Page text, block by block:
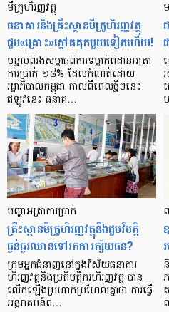
មីក្រូ​ហិរញ្ញវត្ថុ
ធនាគារ​និង​គ្រឹះស្ថាន​មីក្រូ​ហិរញ្ញវត្ថុ​
ជួប«គ្រោះ»ក្តៅ​គគុក​មួយ​ទៀត​ហើយ!
បន្ទាប់​ពី​រង​សម្ពាធ​​ពី​ការ​ទម្លាក់​ពិដាន​អត្រា​
ការ​ប្រាក់ ១៨​% ដែល​កំណត់​ដោយ​
រដ្ឋាភិបាល​កម្ពុជា កាល​ពី​ពេល​ថ្មីៗ​នេះ
ឥឡូវ​នេះ ធនាគ…
បញ្ហា​អត្រា​ការប្រាក់
គ្រឹះស្ថាន​មីក្រូ​ហិរញ្ញវត្ថុ​នឹង​ជួប​វិបត្តិ​
ធ្ងន់ធ្ងរ​ឈាន​ទៅ​រក​ការ​ក្ស័យធន?
ក្រុម​អ្នក​ជំនាញ​នៅ​ក្នុង​វិស័យ​ធនាគារ
ហិរញ្ញវត្ថុ​និង​ប្រតិបត្តិករ​ហិរញ្ញ​វត្ថុ បាន​​
លើក​ឡើង​ប្រហាក់​ប្រហែល​គ្នា​ថា ការ​ធ្វើ​
អន្តរាគមន៍​ព…